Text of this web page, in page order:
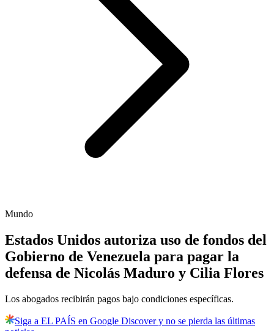
Mundo
Estados Unidos autoriza uso de fondos del
Gobierno de Venezuela para pagar la
defensa de Nicolás Maduro y Cilia Flores
Los abogados recibirán pagos bajo condiciones específicas.
Siga a EL PAÍS en Google Discover y no se pierda las últimas